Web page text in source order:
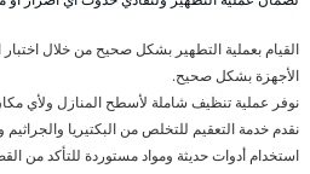
القيام بعملية التطهير بشكل صحيح من خلال
الأجهزة بشكل صحيح.
نوفر عملية تنظيف شاملة لأسطح المنازل ولأي
نقدم خدمة التعقيم للتخلص من البكتيريا والجراثيم
استخدام أدوات حديثة ومواد مستوردة للتأكد من